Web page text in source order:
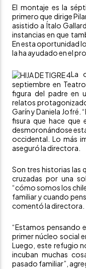
El montaje es la
primero que dirige
asistido a Ítalo
instancias en que
En esta oportunidad
la ha ayudado en el
La
septiembre en
figura del padre en
relatos
Garín y Daniela Jofré.
fisura que hace que
desmoronándose
occidental. Lo más
aseguró la directora.
Son tres historias las
cruzadas por una
“cómo somos los
familiar y cuando
comentó la directora.
“Estamos pensando
primer núcleo social
Luego, este refugio
incuban muchas
pasado familiar”,